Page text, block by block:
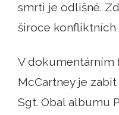
smrti je odlišné.
široce konfliktních
V dokumentárním
McCartney je
Sgt. Obal albumu